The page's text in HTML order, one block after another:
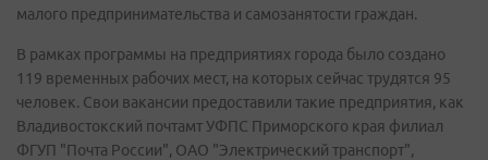
малого предпринимательства и самозанятости граждан.
В рамках программы на предприятиях города было создано
119 временных рабочих мест, на которых сейчас трудятся 95
человек. Свои вакансии предоставили такие предприятия, как
Владивостокский почтамт УФПС Приморского края филиал
ФГУП "Почта России", ОАО "Электрический транспорт",